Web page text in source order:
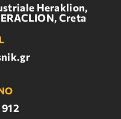
Heraklion,
Creta